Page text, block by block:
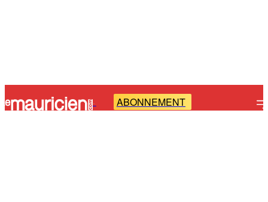
- ABONNEMENT